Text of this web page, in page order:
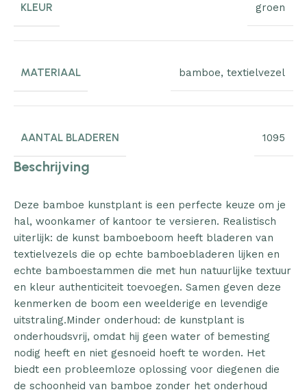
KLEUR groen
MATERIAAL bamboe, textielvezel
AANTAL BLADEREN 1095
Beschrijving
Deze bamboe kunstplant is een perfecte keuze om je
hal, woonkamer of kantoor te versieren. Realistisch
uiterlijk: de kunst bamboeboom heeft bladeren van
textielvezels die op echte bamboebladeren lijken en
echte bamboestammen die met hun natuurlijke textuur
en kleur authenticiteit toevoegen. Samen geven deze
kenmerken de boom een weelderige en levendige
uitstraling.Minder onderhoud: de kunstplant is
onderhoudsvrij, omdat hij geen water of bemesting
nodig heeft en niet gesnoeid hoeft te worden. Het
biedt een probleemloze oplossing voor diegenen die
de schoonheid van bamboe zonder het onderhoud